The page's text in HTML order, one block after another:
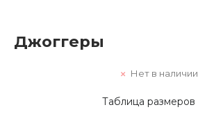
Джоггеры
Нет в наличии
Таблица размеров